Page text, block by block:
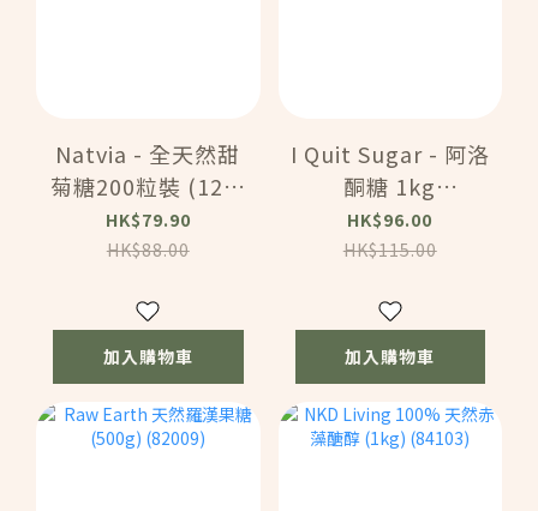
Natvia - 全天然甜
菊糖200粒裝 (12g)
(82006)
HK$79.90
HK$88.00
加入購物車
I Quit Sugar - 阿洛
酮糖 1kg
（84306）
HK$96.00
HK$115.00
加入購物車